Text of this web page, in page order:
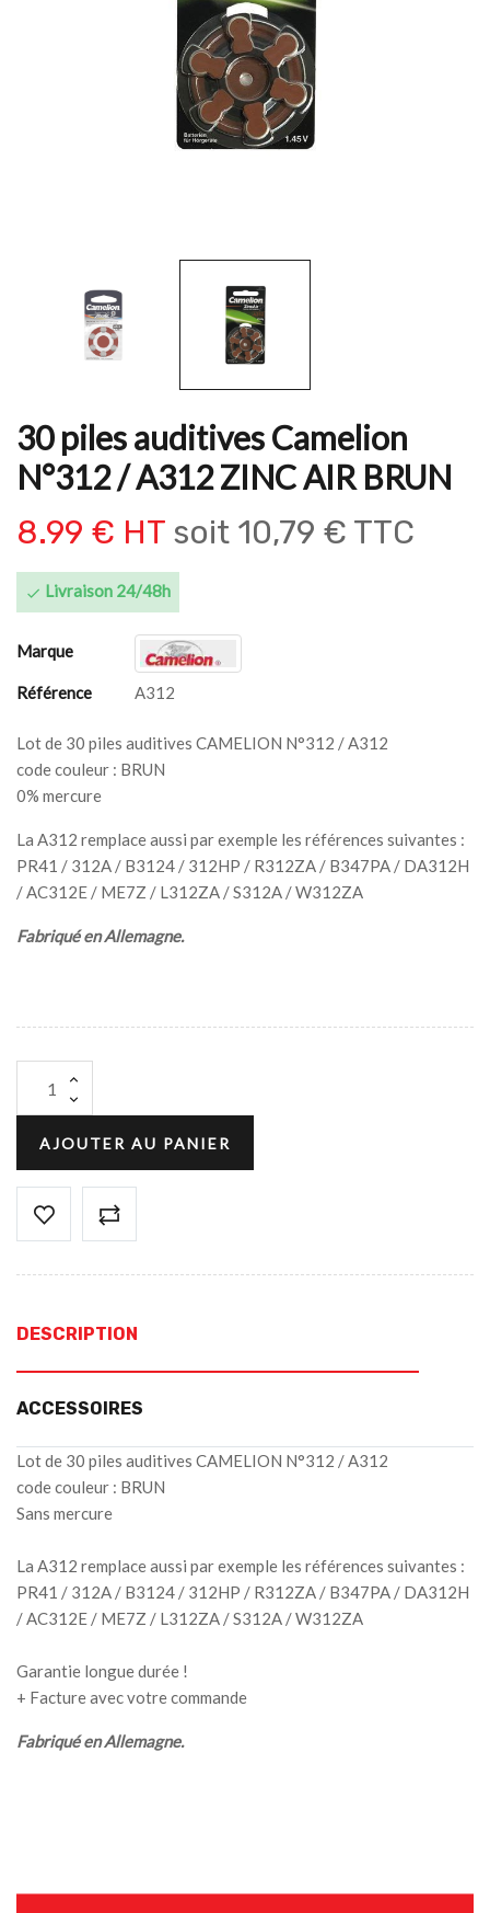
30 piles auditives Camelion
N°312 / A312 ZINC AIR BRUN
8.99 € HT soit 10,79 € TTC
 Livraison 24/48h
Marque
Référence A312
Lot de 30 piles auditives CAMELION N°312 / A312
code couleur : BRUN
0% mercure
La A312 remplace aussi par exemple les références suivantes :
PR41 / 312A / B3124 / 312HP / R312ZA / B347PA / DA312H
/ AC312E / ME7Z / L312ZA / S312A / W312ZA
Fabriqué en Allemagne.
AJOUTER AU PANIER
DESCRIPTION
ACCESSOIRES
Lot de 30 piles auditives CAMELION N°312 / A312
code couleur : BRUN
Sans mercure
La A312 remplace aussi par exemple les références suivantes :
PR41 / 312A / B3124 / 312HP / R312ZA / B347PA / DA312H
/ AC312E / ME7Z / L312ZA / S312A / W312ZA
Garantie longue durée !
+ Facture avec votre commande
Fabriqué en Allemagne.